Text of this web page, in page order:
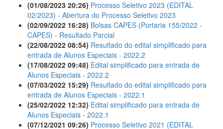
(01/08/2023 20:26) Processo Seletivo 2023 (EDITAL
02/2023) - Abertura do Processo Seletivo 2023
(02/09/2022 16:28) Bolsas CAPES (Portaria 155/2022 -
CAPES) - Resultado Parcial
(22/08/2022 08:54) Resultado do edital simplificado para
entrada de Alunos Especiais - 2022.2
(17/08/2022 09:48) Edital simplificado para entrada de
Alunos Especiais - 2022.2
(07/03/2022 15:29) Resultado do edital simplificado para
entrada de Alunos Especiais - 2022.1
(25/02/2022 12:32) Edital simplificado para entrada de
Alunos Especiais - 2022.1
(07/12/2021 09:26) Processo Seletivo 2021 (EDITAL